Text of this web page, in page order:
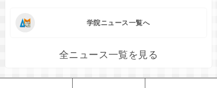
学院ニュース一覧へ
全ニュース一覧を見る